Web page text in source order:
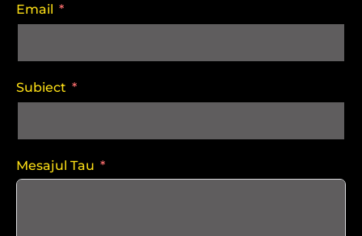
Email
Subiect
Mesajul Tau